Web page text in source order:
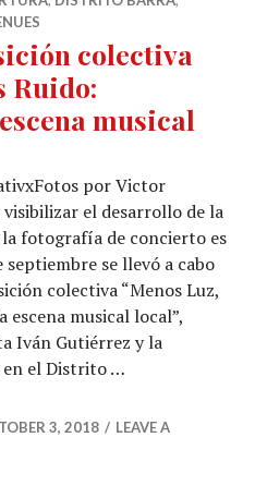
colectiva
Ruido:
musical
por Victor
el desarrollo de la
la fotografía de concierto es
septiembre se llevó a cabo
colectiva “Menos Luz,
escena musical local”,
Iván Gutiérrez y la
en el Distrito …
exposición colectiva
3, 2018
LEAVE A